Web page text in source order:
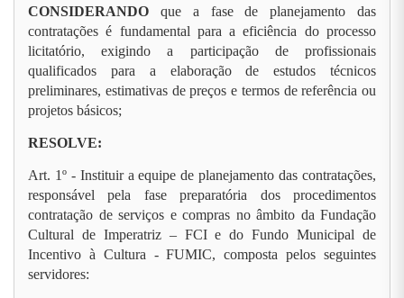
CONSIDERANDO que a fase de planejamento das
contratações é fundamental para a eficiência do processo
licitatório, exigindo a participação de profissionais
qualificados para a elaboração de estudos técnicos
preliminares, estimativas de preços e termos de referência ou
projetos básicos;
RESOLVE:
Art. 1º - Instituir a equipe de planejamento das contratações,
responsável pela fase preparatória dos procedimentos
contratação de serviços e compras no âmbito da Fundação
Cultural de Imperatriz – FCI e do Fundo Municipal de
Incentivo à Cultura - FUMIC, composta pelos seguintes
servidores: